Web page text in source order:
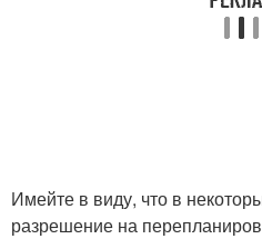
Имейте в виду, что в
разрешение на